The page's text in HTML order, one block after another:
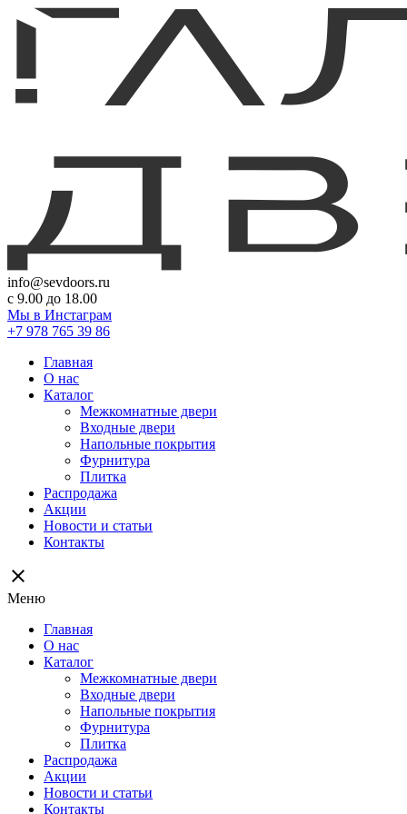
info@sevdoors.ru
c 9.00 до 18.00
Мы в Инстаграм
+7 978 765 39 86
Главная
О нас
Каталог
Межкомнатные двери
Входные двери
Напольные покрытия
Фурнитура
Плитка
Распродажа
Акции
Новости и статьи
Контакты
close
Меню
Главная
О нас
Каталог
Межкомнатные двери
Входные двери
Напольные покрытия
Фурнитура
Плитка
Распродажа
Акции
Новости и статьи
Контакты